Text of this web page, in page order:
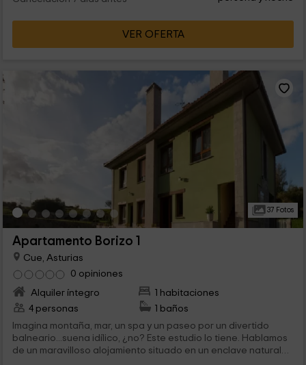
VER OFERTA
37 Fotos
Apartamento Borizo 1
Cue, Asturias
0 opiniones
Alquiler íntegro
1 habitaciones
4 personas
1 baños
Imagina montaña, mar, un spa y un paseo por un divertido
balneario...suena idílico, ¿no? Este estudio lo tiene. Hablamos
de un maravilloso alojamiento situado en un enclave natural